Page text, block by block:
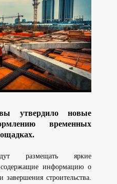
утвердило новые
временных
размещать яркие
информацию о
завершения строительства.